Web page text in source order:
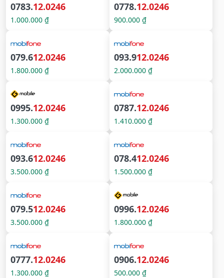
0783.12.0246
1.000.000 ₫
0778.12.0246
900.000 ₫
079.612.0246
1.800.000 ₫
093.912.0246
2.000.000 ₫
0995.12.0246
1.300.000 ₫
0787.12.0246
1.410.000 ₫
093.612.0246
3.500.000 ₫
078.412.0246
1.500.000 ₫
079.512.0246
3.500.000 ₫
0996.12.0246
1.800.000 ₫
0777.12.0246
1.300.000 ₫
0906.12.0246
500.000 ₫